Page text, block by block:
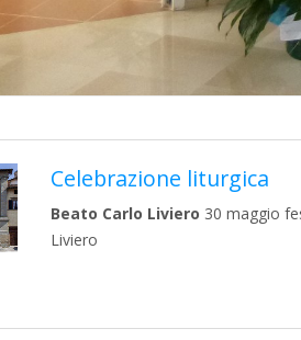
Celebrazione liturgica
Beato Carlo Liviero 30 maggio
Liviero